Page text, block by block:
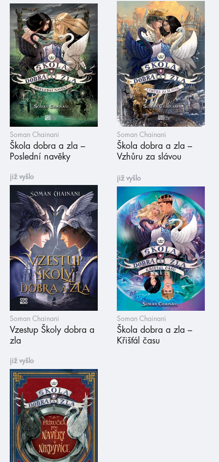
Soman Chainani
Škola dobra a zla –
Poslední navěky
Soman Chainani
Škola dobra a zla –
Vzhůru za slávou
již vyšlo
Soman Chainani
Vzestup Školy dobra a
zla
již vyšlo
Soman Chainani
Škola dobra a zla –
Křišťál času
již vyšlo